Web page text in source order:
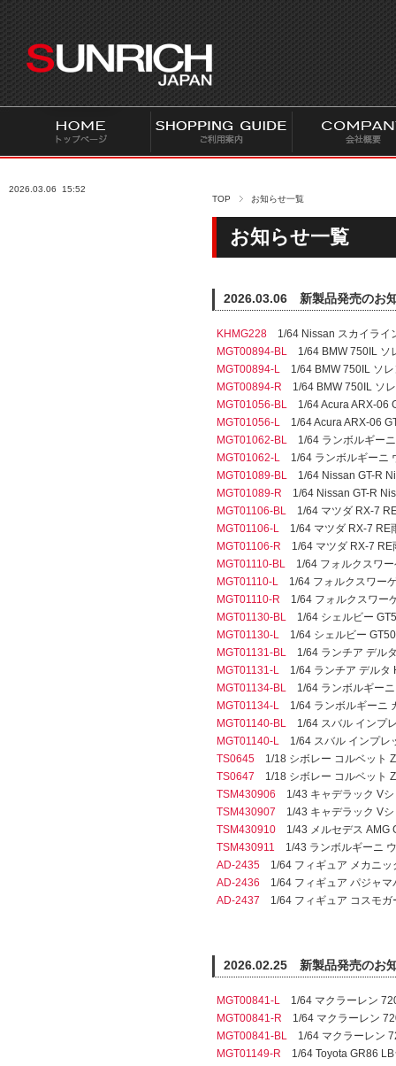
U
N
I
J
TOP お知らせ一覧
お知らせ一覧
2026.03.06 新製品発売のお
KHMG228 1/64 Nissan スカイライ
MGT00894-BL 1/64 BMW 750IL ソ
MGT00894-L 1/64 BMW 750IL ソレ
MGT00894-R 1/64 BMW 750IL ソ
MGT01056-BL 1/64 Acura ARX-06
MGT01056-L 1/64 Acura ARX-06
MGT01062-BL 1/64 ランボルギー
MGT01062-L 1/64 ランボルギーニ
MGT01089-BL 1/64 Nissan GT-R
MGT01089-R 1/64 Nissan GT-R
MGT01106-BL 1/64 マツダ RX-7
MGT01106-L 1/64 マツダ RX-7 RE
MGT01106-R 1/64 マツダ RX-7 RE
MGT01110-BL 1/64 フォルクスワー
MGT01110-L 1/64 フォルクスワー
MGT01110-R 1/64 フォルクスワー
MGT01130-BL 1/64 シェルビー
MGT01130-L 1/64 シェルビー
MGT01131-BL 1/64 ランチア デル
MGT01131-L 1/64 ランチア デルタ
MGT01134-BL 1/64 ランボルギーニ
MGT01134-L 1/64 ランボルギーニ
MGT01140-BL 1/64 スバル インプ
MGT01140-L 1/64 スバル インプレ
TS0645 1/18 シボレー コルベット
TS0647 1/18 シボレー コルベット
TSM430906 1/43 キャデラック Vシ
TSM430907 1/43 キャデラック Vシ
TSM430910 1/43 メルセデス AMG
TSM430911 1/43 ランボルギーニ
AD-2435 1/64 フィギュア メカニッ
AD-2436 1/64 フィギュア パジャマ
AD-2437 1/64 フィギュア コスモガ
2026.02.25 新製品発売のお
MGT00841-L 1/64 マクラーレン
MGT00841-R 1/64 マクラーレン
MGT00841-BL 1/64 マクラーレン
MGT01149-R 1/64 Toyota GR86
2026.03.06 15:52